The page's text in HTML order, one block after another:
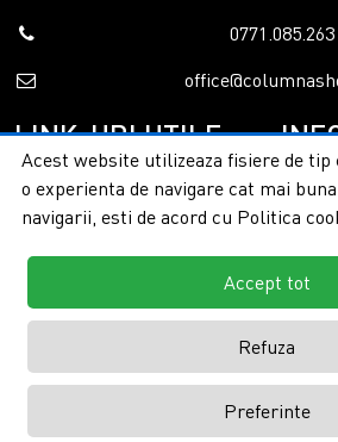
0771.085.263
LINK-URI UTILE
Acasa
Despre noi
Formular retur
Copyright © 2026 - ColumnaShop |
magazine online by ITeXclusiv.ro
Acest website utilizeaza fisiere de
o experienta de navigare cat mai
navigarii, esti de acord cu Politica
Accept tot
Refuza
Preferinte